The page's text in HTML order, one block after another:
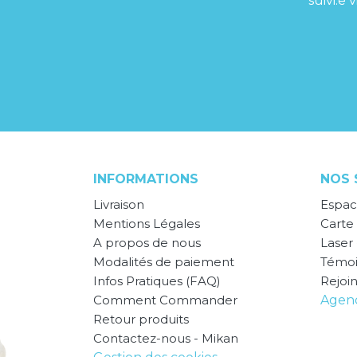
INFORMATIONS
Livraison
Mentions Légales
A propos de nous
Modalités de paiement
Infos Pratiques (FAQ)
Comment Commander
Retour produits
Contactez-nous - Mikan
NOS